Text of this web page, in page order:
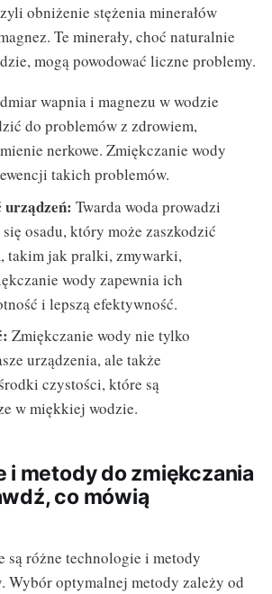
obniżenie stężenia minerałów
Te minerały, choć naturalnie
mogą powodować liczne problemy.
wapnia i magnezu w wodzie
do problemów z zdrowiem,
nerkowe. Zmiękczanie wody
takich problemów.
urządzeń: Twarda woda prowadzi
osadu, który może zaszkodzić
takim jak pralki, zmywarki,
wody zapewnia ich
i lepszą efektywność.
Zmiękczanie wody nie tylko
urządzenia, ale także
czystości, które są
w miękkiej wodzie.
i metody do zmiękczania
co mówią
są różne technologie i metody
Wybór optymalnej metody zależy od